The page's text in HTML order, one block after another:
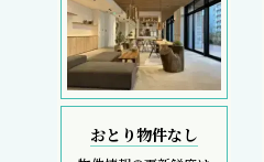
おとり物件なし